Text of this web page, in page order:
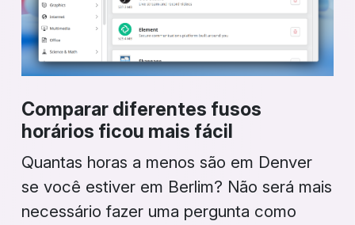
Comparar diferentes fusos
horários ficou mais fácil
Quantas horas a menos são em Denver
se você estiver em Berlim? Não será mais
necessário fazer uma pergunta como